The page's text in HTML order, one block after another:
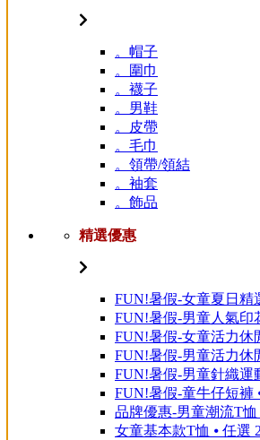
。帽子
。圍巾
。襪子
。男鞋
。皮帶
。毛巾
。領帶/領結
。袖套
。飾品
精選優惠
FUN!暑假-女童夏日精
FUN!暑假-男童人氣印
FUN!暑假-女童活力休
FUN!暑假-男童活力休
FUN!暑假-男童針織運
FUN!暑假-童牛仔短褲
品牌優惠-男童潮流T恤
女童基本款T恤 ⦁ 任選